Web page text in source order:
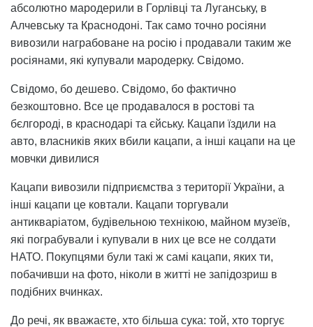
абсолютно мародерили в Горлівці та Луганську, в
Алчевську та Краснодоні. Так само точно росіяни
вивозили награбоване на росію і продавали таким же
росіянами, які купували мародерку. Свідомо.
Свідомо, бо дешево. Свідомо, бо фактично
безкоштовно. Все це продавалося в ростові та
бєлгороді, в краснодарі та єйську. Кацапи їздили на
авто, власників яких вбили кацапи, а інші кацапи на це
мовчки дивилися
Кацапи вивозили підприємства з території України, а
інші кацапи це ковтали. Кацапи торгували
антикваріатом, будівельною технікою, майном музеїв,
які пограбували і купували в них це все не солдати
НАТО. Покупцями були такі ж самі кацапи, яких ти,
побачивши на фото, ніколи в житті не запідозриш в
подібних вчинках.
До речі, як вважаєте, хто більша сука: той, хто торгує